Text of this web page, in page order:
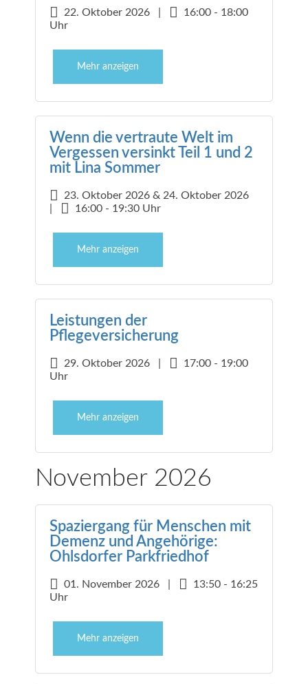
22. Oktober 2026 |
16:00 - 18:00
Uhr
Mehr anzeigen
Wenn die vertraute Welt im
Vergessen versinkt Teil 1 und 2
mit Lina Sommer
23. Oktober 2026 & 24. Oktober 2026
16:00 - 19:30 Uhr
Mehr anzeigen
Leistungen der
Pflegeversicherung
29. Oktober 2026 |
17:00 - 19:00
Uhr
Mehr anzeigen
November 2026
Spaziergang für Menschen mit
Demenz und Angehörige:
Ohlsdorfer Parkfriedhof
01. November 2026 |
13:50 - 16:25
Uhr
Mehr anzeigen